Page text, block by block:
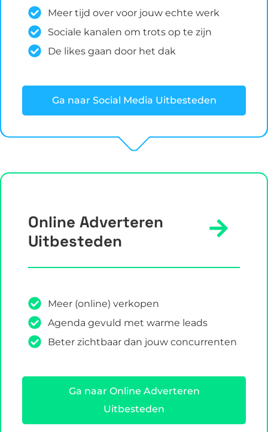
Meer tijd over voor jouw echte werk
Sociale kanalen om trots op te zijn
De likes gaan door het dak
Ga naar Social Media Uitbesteden
Online Adverteren
Uitbesteden
Meer (online) verkopen
Agenda gevuld met warme leads
Beter zichtbaar dan jouw concurrenten
Ga naar Online Adverteren
Uitbesteden